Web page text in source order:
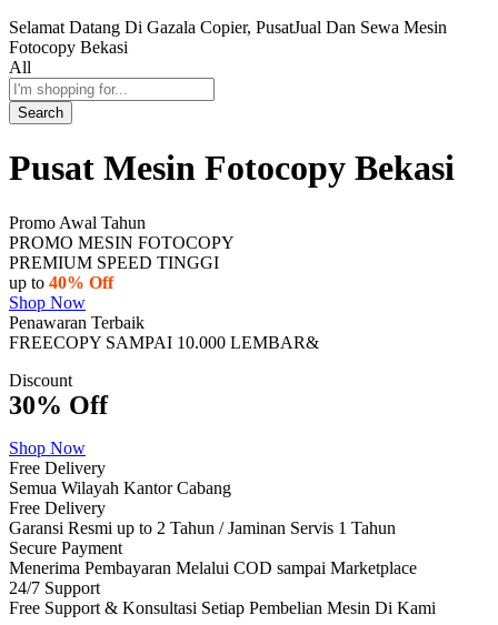
Selamat Datang Di Gazala Copier, PusatJual Dan Sewa Mesin
Fotocopy Bekasi
All
Search
Pusat Mesin Fotocopy Bekasi
Promo Awal Tahun
PROMO MESIN FOTOCOPY
PREMIUM SPEED TINGGI
up to 40% Off
Shop Now
Penawaran Terbaik
FREECOPY SAMPAI 10.000 LEMBAR&
Discount
30% Off
Shop Now
Free Delivery
Semua Wilayah Kantor Cabang
Free Delivery
Garansi Resmi up to 2 Tahun / Jaminan Servis 1 Tahun
Secure Payment
Menerima Pembayaran Melalui COD sampai Marketplace
24/7 Support
Free Support & Konsultasi Setiap Pembelian Mesin Di Kami